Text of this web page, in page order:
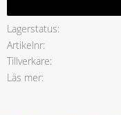
Lagerstatus
Artikelnr
Tillverkare
Läs mer